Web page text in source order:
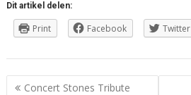
Dit artikel delen:
Print Facebook Twitter
Berichtnavigatie
Concert Stones Tribute